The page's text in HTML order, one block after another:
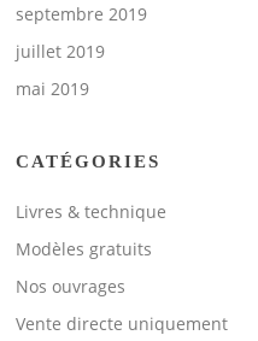
septembre 2019
juillet 2019
mai 2019
CATÉGORIES
Livres & technique
Modèles gratuits
Nos ouvrages
Vente directe uniquement